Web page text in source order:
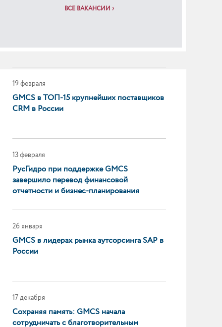
платформы «Форсайт»
19 февраля
GMCS в ТОП-15 крупнейших поставщиков
CRM в России
13 февраля
РусГидро при поддержке GMCS
завершило перевод финансовой
отчетности и бизнес-планирования
26 января
GMCS в лидерах рынка аутсорсинга SAP в
России
17 декабря
Сохраняя память: GMCS начала
сотрудничать с благотворительным
ВСЕ ВАКАНСИИ